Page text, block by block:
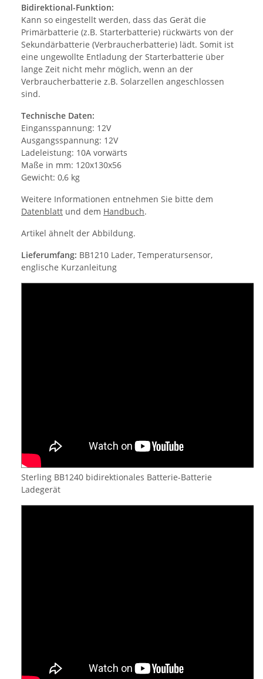
Bidirektional-Funktion:
Kann so eingestellt werden, dass das Gerät die
Primärbatterie (z.B. Starterbatterie) rückwärts von der
Sekundärbatterie (Verbraucherbatterie) lädt. Somit ist
eine ungewollte Entladung der Starterbatterie über
lange Zeit nicht mehr möglich, wenn an der
Verbraucherbatterie z.B. Solarzellen angeschlossen
sind.
Technische Daten:
Eingansspannung: 12V
Ausgangsspannung: 12V
Ladeleistung: 10A vorwärts
Maße in mm: 120x130x56
Gewicht: 0,6 kg
Weitere Informationen entnehmen Sie bitte dem
Datenblatt und dem Handbuch.
Artikel ähnelt der Abbildung.
Lieferumfang: BB1210 Lader, Temperatursensor,
englische Kurzanleitung
Sterling BB1240 bidirektionales Batterie-Batterie
Ladegerät